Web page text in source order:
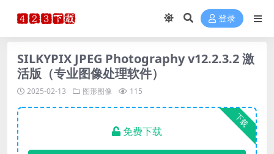
登录
SILKYPIX JPEG Photography v12.2.3.2 激
活版（专业图像处理软件）
2025-02-13 图形图像 115
下载
免费下载